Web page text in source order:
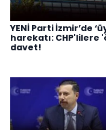
YENİ Parti İzmir’de
harekatı: CHP'lilere
davet!